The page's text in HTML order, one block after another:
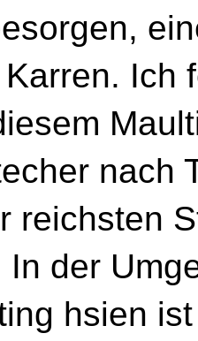
Ich
nach
reichsten
der
hsien